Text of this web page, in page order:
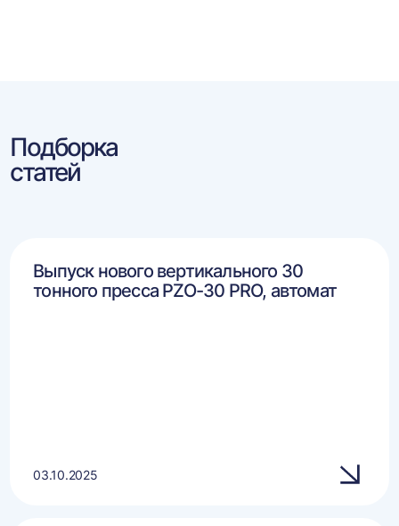
Подборка
статей
Выпуск нового вертикального 30
тонного пресса PZO-30 PRO, автомат
03.10.2025